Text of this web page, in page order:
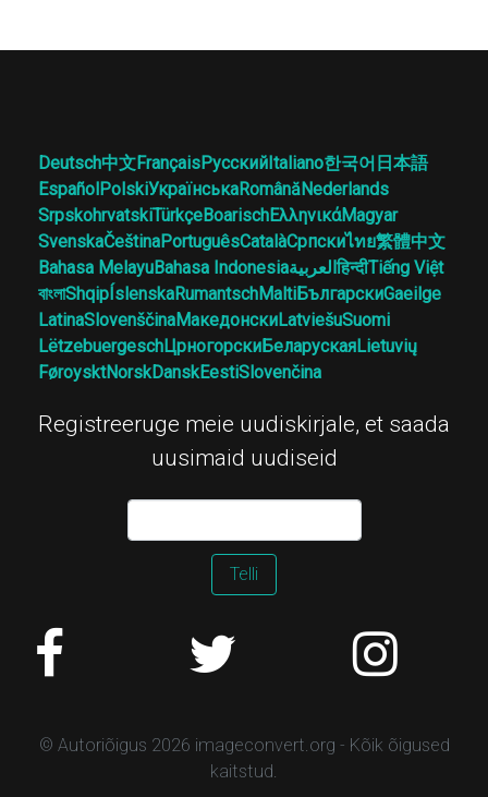
Deutsch中文FrançaisРусскийItaliano한국어 日本語
EspañolPolskiУкраїнськаRomânăNederlands
SrpskohrvatskiTürkçeBoarischΕλληνικάMagyar
SvenskaČeštinaPortuguêsCatalàСрпскиไทย繁體中文
Bahasa MelayuBahasa Indonesiaالعربيةहिन्दीTiếng Việt
বাংলাShqipÍslenskaRumantschMaltiБългарскиGaeilge
LatinaSlovenščinaМакедонскиLatviešuSuomi
LëtzebuergeschЦрногорскиБеларускаяLietuvių
FøroysktNorskDanskEestiSlovenčina
Registreeruge meie uudiskirjale, et saada
uusimaid uudiseid
Telli
© Autoriõigus 2026 imageconvert.org - Kõik õigused
kaitstud.